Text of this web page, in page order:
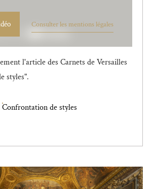
Consulter les mentions légales
l'article des Carnets de Versailles
styles".
Confrontation de styles